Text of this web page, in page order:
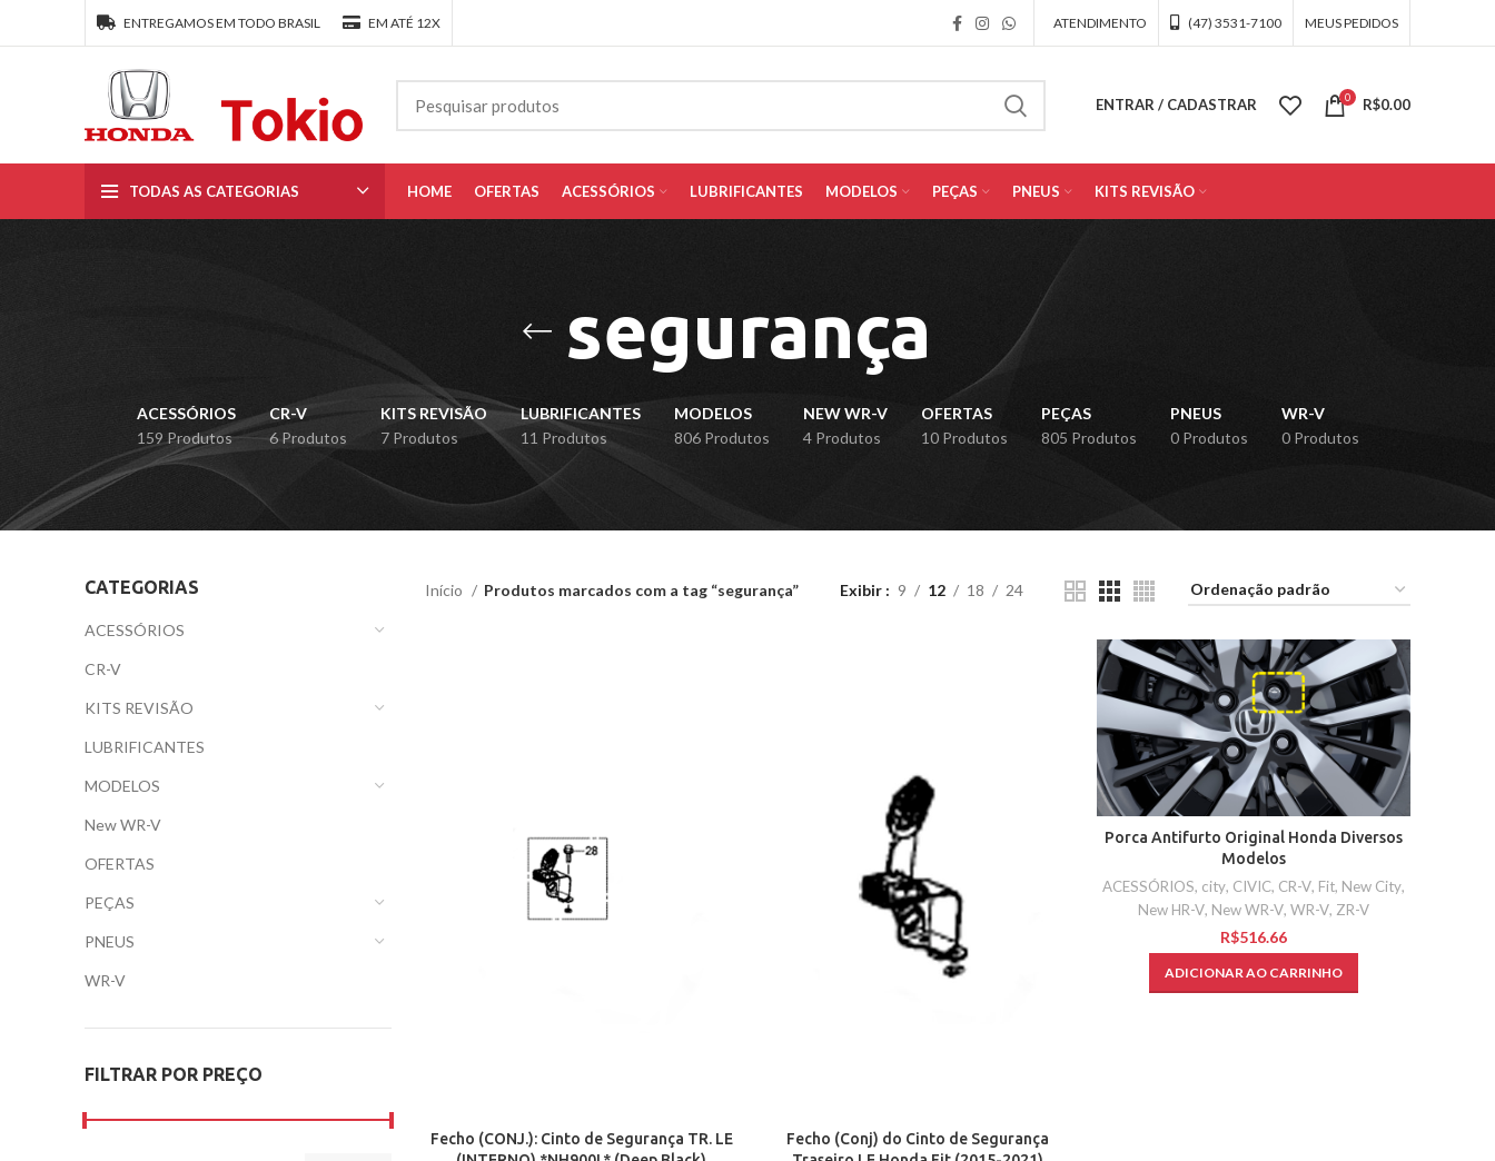
ENTREGAMOS EM TODO BRASIL EM ATÉ 12X ATENDIMENTO (47) 3531-7100 MEUS PEDIDOS
ENTRAR / CADASTRAR 0 R$0.00
TODAS AS CATEGORIAS HOME OFERTAS ACESSÓRIOS LUBRIFICANTES MODELOS PEÇAS PNEUS KITS REVISÃO
segurança
ACESSÓRIOS
159 Produtos
CR-V
6 Produtos
KITS REVISÃO
7 Produtos
LUBRIFICANTES
11 Produtos
MODELOS
806 Produtos
NEW WR-V
4 Produtos
OFERTAS
10 Produtos
PEÇAS
805 Produtos
PNEUS
0 Produtos
WR-V
0 Produtos
CATEGORIAS
ACESSÓRIOS
CR-V
KITS REVISÃO
LUBRIFICANTES
MODELOS
New WR-V
OFERTAS
PEÇAS
PNEUS
WR-V
FILTRAR POR PREÇO
Início Produtos marcados com a tag “segurança” Exibir 9 12 18 24
Fecho (CONJ.): Cinto de Segurança TR. LE
Fecho (Conj) do Cinto de Segurança
Porca Antifurto Original Honda Diversos
Modelos
ACESSÓRIOS, city, CIVIC, CR-V, Fit, New City,
New HR-V, New WR-V, WR-V, ZR-V
R$
ADICIONAR AO CARRINHO